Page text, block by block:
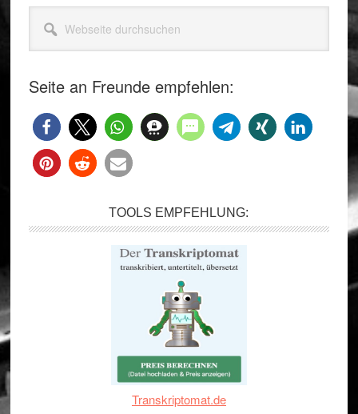
Seitenspalte
durchsuchen
Seite an Freunde empfehlen:
TOOLS EMPFEHLUNG:
Transkriptomat.de